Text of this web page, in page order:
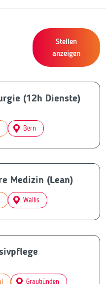
Stellen
anzeigen
(12h Dienste)
Bern
Medizin (Lean)
Wallis
Graubünden